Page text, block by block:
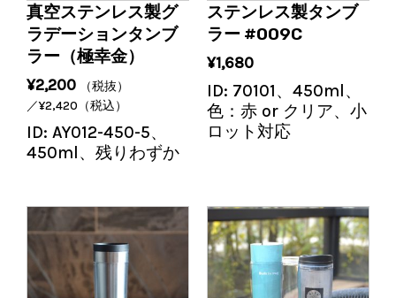
真空ステンレス製グ
ラデーションタンブ
ラー（極幸金）
¥2,200
（税抜）
／¥2,420 （税込）
ID: AY012-450-5、
450ml、残りわずか
ステンレス製タンブ
ラー #009C
¥1,680
ID: 70101、450ml、
色：赤 or クリア、小
ロット対応